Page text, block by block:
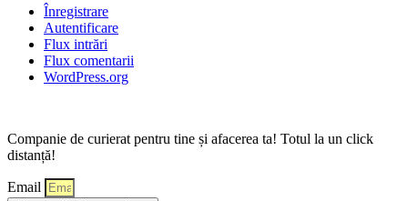
Înregistrare
Autentificare
Flux intrări
Flux comentarii
WordPress.org
Companie de curierat pentru tine și afacerea ta! Totul la un click
distanță!
Email